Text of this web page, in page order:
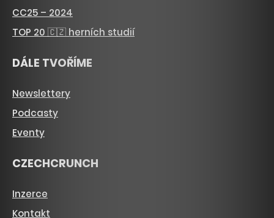
CC25 – 2024
TOP 20 🇨🇿 herních studií
DÁLE TVOŘÍME
Newslettery
Podcasty
Eventy
CZECHCRUNCH
Inzerce
Kontakt